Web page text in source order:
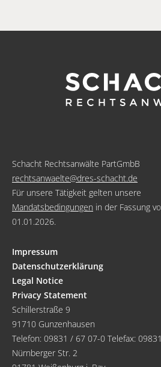
Schacht Rechtsanwälte PartGmbB
rechtsanwaelte@dres-schacht.de
Für unsere Tätigkeit gelten unsere
Mandatsbedingungen in der Fassung
01.01.2026.
Impressum
Datenschutzerklärung
Legal Notice
Privacy Statement
Schillerstraße 9
91710 Gunzenhausen
Telefon: 09831 / 67 07-0 Telefax:
Nürnberger Str. 2